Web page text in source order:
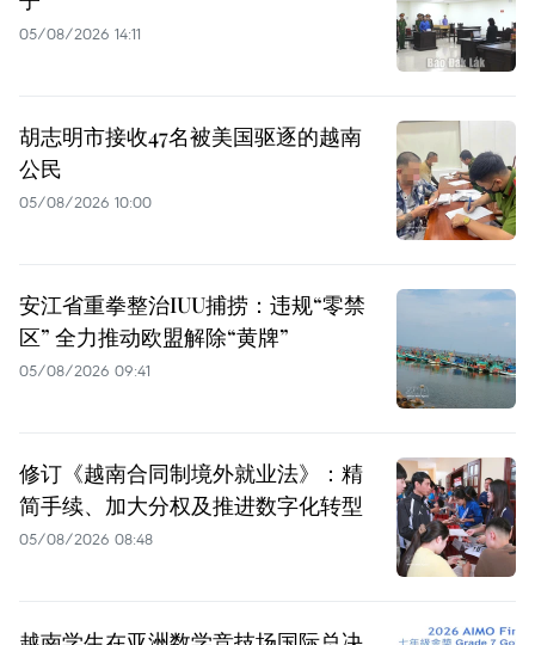
05/08/2026 14:11
胡志明市接收47名被美国驱逐的越南
公民
05/08/2026 10:00
安江省重拳整治IUU捕捞：违规“零禁
区” 全力推动欧盟解除“黄牌”
05/08/2026 09:41
修订《越南合同制境外就业法》：精
简手续、加大分权及推进数字化转型
05/08/2026 08:48